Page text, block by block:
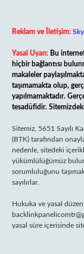
Reklam ve İletişim:
Yasal Uyarı: Bu
hiçbir bağlantısı
makaleler
taşımamakta olup,
yapılmamaktadır.
tesadüfidir.
Sitemiz, 5651 Sayılı
(BTK) tarafından
nedenle, sitedeki
yükümlülüğümüz
sorumluluğunu
sayılırlar.
Hukuka ve yasal
yasal süre içerisinde